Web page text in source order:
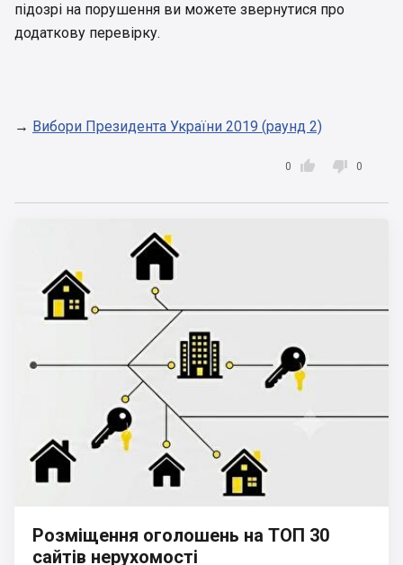
підозрі на порушення ви можете звернутися про
додаткову перевірку.
→ Вибори Президента України 2019 (раунд 2)

0  0
Розміщення оголошень на ТОП 30
сайтів нерухомості